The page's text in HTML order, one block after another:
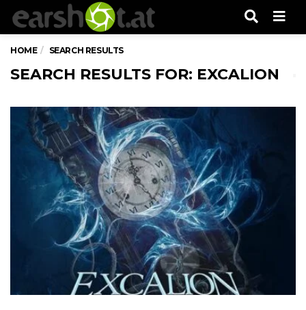
HOME SEARCH RESULTS
SEARCH RESULTS FOR: EXCALION